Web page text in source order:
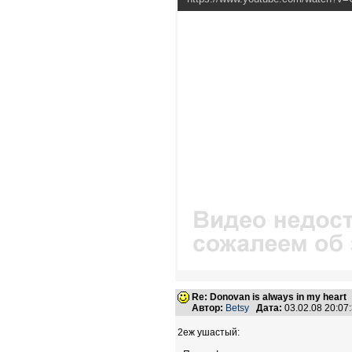
Re: Donovan is always in my heart
Автор: Betsy Дата: 03.02.08
2еж ушастый: